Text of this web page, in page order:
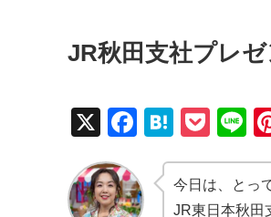
JR秋田支社プレ
X
F
c
e
H
e
n
P
ck
et
Li
e
今日は、とっ
JR東日本秋田